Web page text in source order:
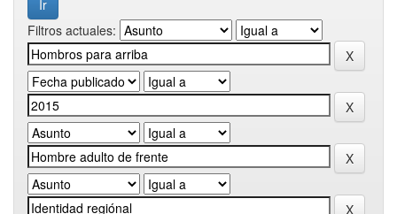
Filtros actuales: